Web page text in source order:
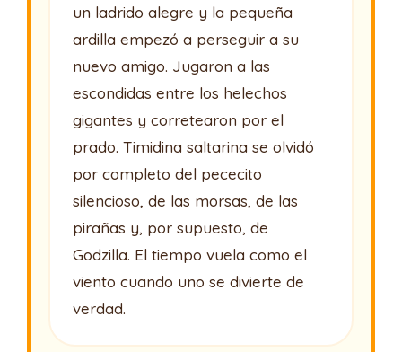
un ladrido alegre y la pequeña
ardilla empezó a perseguir a su
nuevo amigo. Jugaron a las
escondidas entre los helechos
gigantes y corretearon por el
prado. Timidina saltarina se olvidó
por completo del pececito
silencioso, de las morsas, de las
pirañas y, por supuesto, de
Godzilla. El tiempo vuela como el
viento cuando uno se divierte de
verdad.